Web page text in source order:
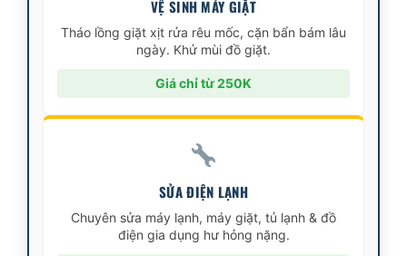
VỆ SINH MÁY GIẶT
Tháo lồng giặt xịt rửa rêu mốc, cặn bẩn bám lâu
ngày. Khử mùi đồ giặt.
Giá chỉ từ 250K
SỬA ĐIỆN LẠNH
Chuyên sửa máy lạnh, máy giặt, tủ lạnh & đồ
điện gia dụng hư hỏng nặng.